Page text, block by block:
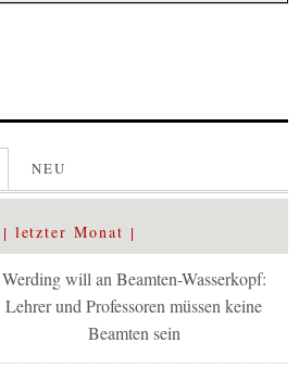
NEU
letzter Monat
Werding will an Beamten-Wasserkopf:
Lehrer und Professoren müssen keine
Beamten sein